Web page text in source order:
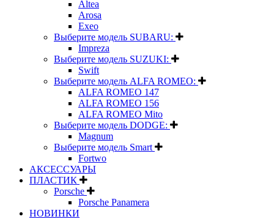
Altea
Arosa
Exeo
Выберите модель SUBARU:
Impreza
Выберите модель SUZUKI:
Swift
Выберите модель ALFA ROMEO:
ALFA ROMEO 147
ALFA ROMEO 156
ALFA ROMEO Mito
Выберите модель DODGE:
Magnum
Выберите модель Smart
Fortwo
АКСЕССУАРЫ
ПЛАСТИК
Porsche
Porsche Panamera
НОВИНКИ